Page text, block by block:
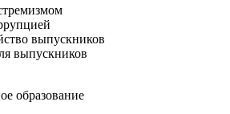
выпускников
выпускников
образование